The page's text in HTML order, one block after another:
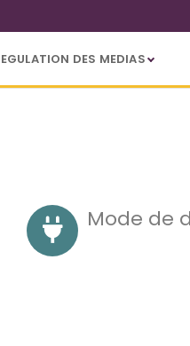
DES MEDIAS
Mode de